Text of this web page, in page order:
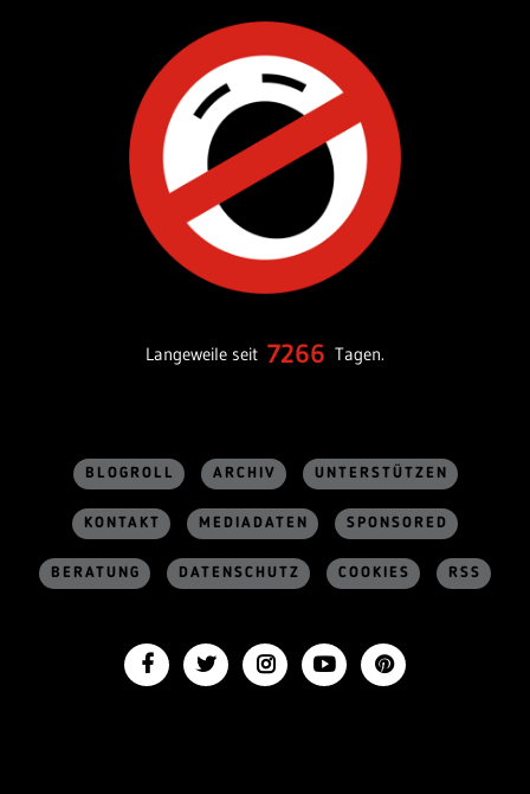
Langeweile seit 7266 Tagen.
BLOGROLL ARCHIV UNTERSTÜTZEN
KONTAKT MEDIADATEN SPONSORED
BERATUNG DATENSCHUTZ COOKIES RSS